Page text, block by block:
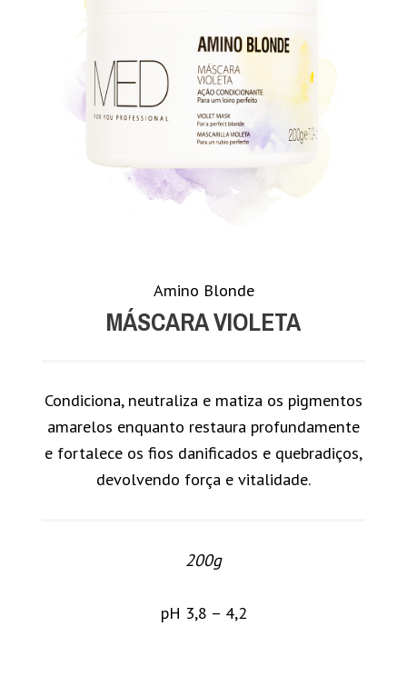
Amino Blonde
MÁSCARA VIOLETA
Condiciona, neutraliza e matiza os pigmentos
amarelos enquanto restaura profundamente
e fortalece os fios danificados e quebradiços,
devolvendo força e vitalidade.
200g
pH 3,8 – 4,2